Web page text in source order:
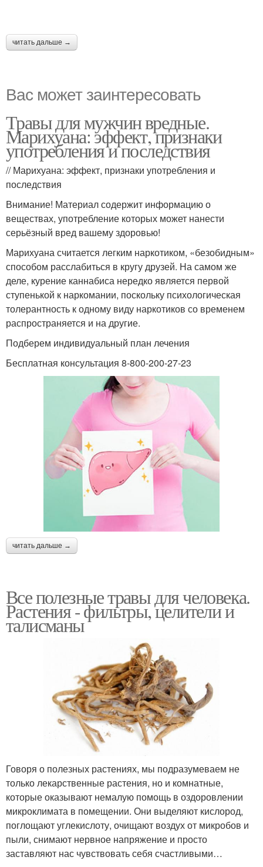
читать дальше →
Вас может заинтересовать
Травы для мужчин вредные.
Марихуана: эффект, признаки
употребления и последствия
// Марихуана: эффект, признаки употребления и
последствия
Внимание! Материал содержит информацию о
веществах, употребление которых может нанести
серьёзный вред вашему здоровью!
Марихуана считается легким наркотиком, «безобидным»
способом расслабиться в кругу друзей. На самом же
деле, курение каннабиса нередко является первой
ступенькой к наркомании, поскольку психологическая
толерантность к одному виду наркотиков со временем
распространяется и на другие.
Подберем индивидуальный план лечения
Бесплатная консультация 8-800-200-27-23
читать дальше →
Все полезные травы для человека.
Растения - фильтры, целители и
талисманы
Говоря о полезных растениях, мы подразумеваем не
только лекарственные растения, но и комнатные,
которые оказывают немалую помощь в оздоровлении
микроклимата в помещении. Они выделяют кислород,
поглощают углекислоту, очищают воздух от микробов и
пыли, снимают нервное напряжение и просто
заставляют нас чувствовать себя счастливыми…